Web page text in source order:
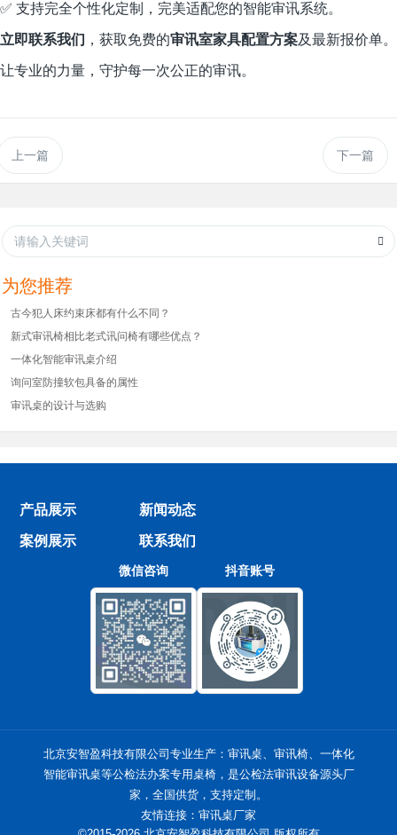
✅ 支持完全个性化定制，完美适配您的智能审讯系统。
立即联系我们 ，获取免费的审讯室家具配置方案及最新报价单。
让专业的力量，守护每一次公正的审讯。
上一篇 下一篇
为您推荐
古今犯人床约束床都有什么不同？
新式审讯椅相比老式讯问椅有哪些优点？
一体化智能审讯桌介绍
询问室防撞软包具备的属性
审讯桌的设计与选购
产品展示 新闻动态
案例展示 联系我们
微信咨询 抖音账号
北京安智盈科技有限公司专业生产： 审讯桌、 审讯椅、一体化
智能审讯桌等公检法办案专用桌椅，是公检法审讯设备源头厂
家，全国供货，支持定制。
友情连接： 审讯桌厂家